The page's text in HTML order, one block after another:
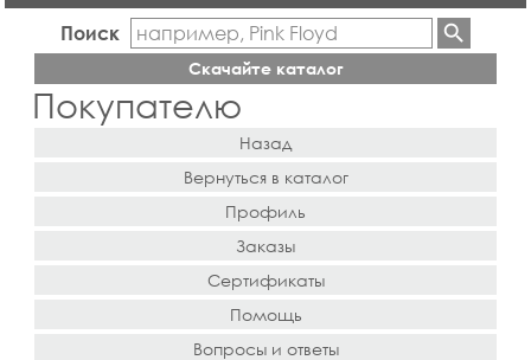
Поиск
Скачайте каталог
Покупателю
Назад
Вернуться в каталог
Профиль
Заказы
Сертификаты
Помощь
Вопросы и ответы